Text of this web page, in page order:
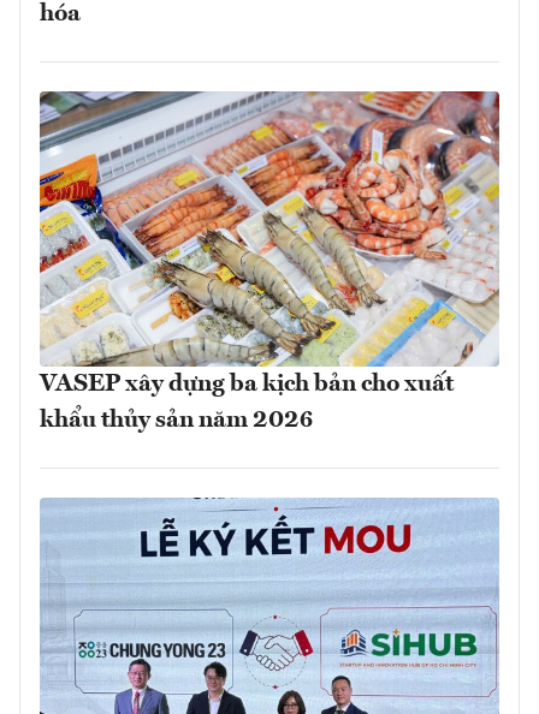
hóa
VASEP xây dựng ba kịch bản cho xuất
khẩu thủy sản năm 2026